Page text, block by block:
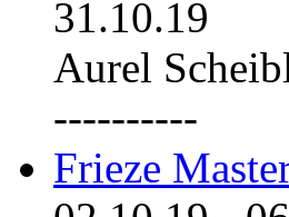
31.10.19
Aurel
----------
Frieze